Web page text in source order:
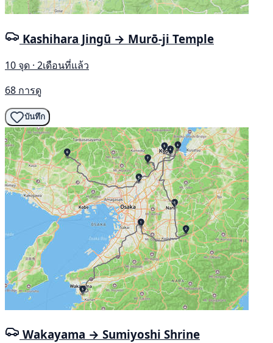
Kashihara Jingū → Murō-ji Temple
10 จุด · 2เดือนที่แล้ว
68 การดู
บันทึก
Wakayama → Sumiyoshi Shrine